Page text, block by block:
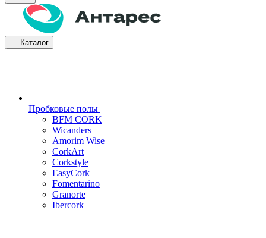
Каталог
Пробковые полы
BFM CORK
Wicanders
Amorim Wise
CorkArt
Corkstyle
EasyCork
Fomentarino
Granorte
Ibercork